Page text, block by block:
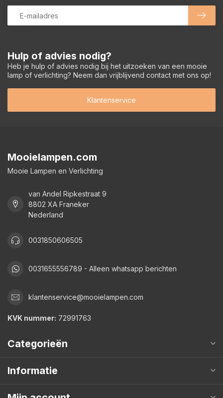
Hulp of advies nodig?
Heb je hulp of advies nodig bij het uitzoeken van een mooie
lamp of verlichting? Neem dan vrijblijvend contact met ons op!
Klantenservice
Mooielampen.com
Mooie Lampen en Verlichting
van Andel Ripkestraat 9
8802 XA Franeker
Nederland
0031850606505
0031655556789 - Alleen whatsapp berichten
klantenservice@mooielampen.com
KVK nummer: 72991763
Categorieën
Informatie